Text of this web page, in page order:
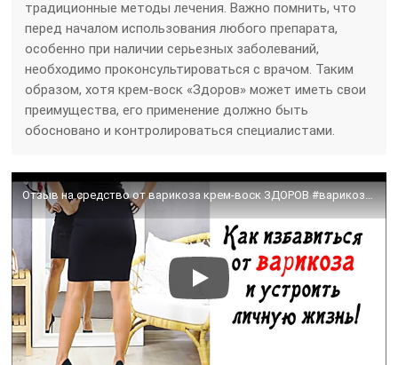
традиционные методы лечения. Важно помнить, что
перед началом использования любого препарата,
особенно при наличии серьезных заболеваний,
необходимо проконсультироваться с врачом. Таким
образом, хотя крем-воск «Здоров» может иметь свои
преимущества, его применение должно быть
обосновано и контролироваться специалистами.
Отзыв на средство от варикоза крем-воск ЗДОРОВ #варикоз #лечениеварикоза #здоров #кремвоскздоров #13